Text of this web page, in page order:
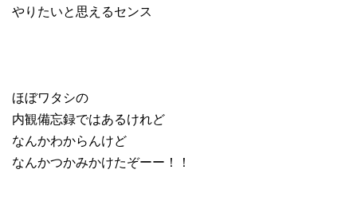
やりたいと思えるセンス
ほぼワタシの
内観備忘録ではあるけれど
なんかわからんけど
なんかつかみかけたぞーー！！